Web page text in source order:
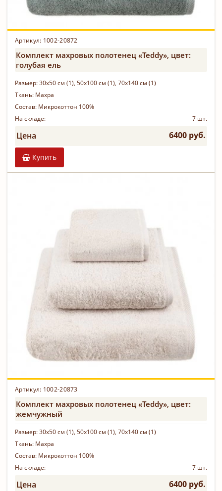
Артикул: 1002-20872
Комплект махровых полотенец «Teddy», цвет:
голубая ель
Размер:30х50 см (1), 50х100 см (1), 70х140 см (1)
Ткань: Махра
Состав: Микрокоттон 100%
На складе:
7 шт.
Цена 6400 руб.
Купить
Артикул: 1002-20873
Комплект махровых полотенец «Teddy», цвет:
жемчужный
Размер:30х50 см (1), 50х100 см (1), 70х140 см (1)
Ткань: Махра
Состав: Микрокоттон 100%
На складе:
7 шт.
Цена 6400 руб.